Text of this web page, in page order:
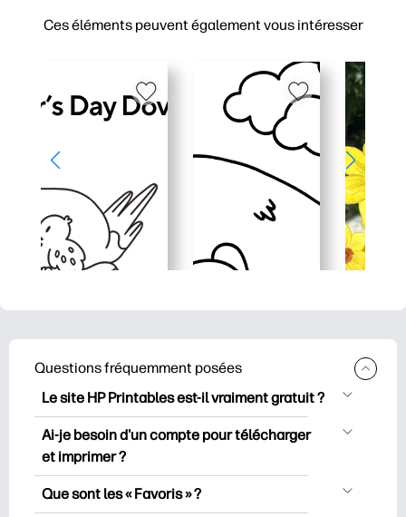
Ces éléments peuvent également vous intéresser
Questions fréquemment posées
Le site HP Printables est-il vraiment gratuit ?
HP Printables propose plus de 2500
documents imprimables gratuits à
télécharger et à imprimer. Découvrez
des pages de coloriage populaires, des
Ai-je besoin d'un compte pour télécharger
et imprimer ?
Vous pouvez explorer et imprimer sans
Que sont les « Favoris » ?